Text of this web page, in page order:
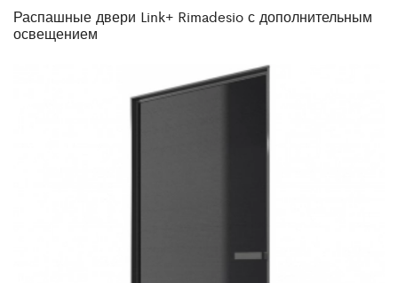
Распашные двери Link+ Rimadesio с дополнительным
освещением